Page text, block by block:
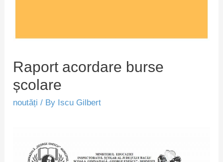
Raport acordare burse
școlare
noutăți / By Iscu Gilbert